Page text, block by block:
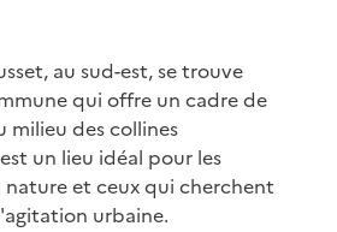
au sud-est, se trouve
qui offre un cadre de
milieu des collines
un lieu idéal pour les
nature et ceux qui cherchent
urbaine.